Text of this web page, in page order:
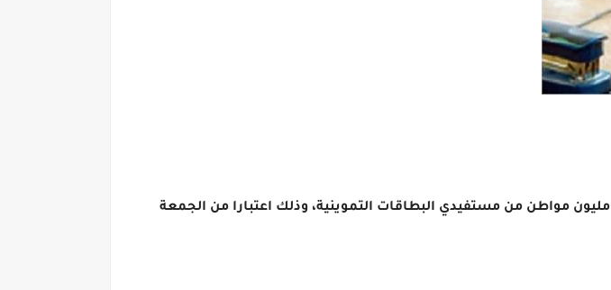
تستعد وزارة التموين والتجارة الداخلية، لصرف مقررات ابريل المقبل لنحو 64 مليون مواطن من مستفيدي البطاقات التموينية، وذلك اعتبارا من الجمعة